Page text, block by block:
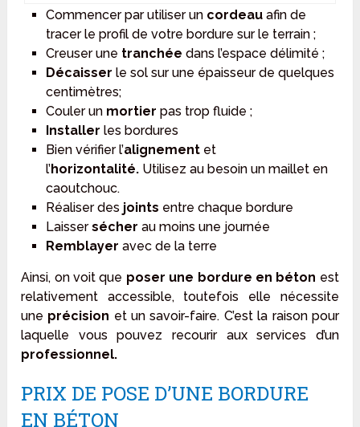
Commencer par utiliser un cordeauafin de
tracer le profil de votre bordure sur le terrain ;
Creuser une tranchée dans l’espace délimité ;
Décaisser le sol sur une épaisseur de quelques
centimètres;
Couler un mortier pas trop fluide ;
Installer les bordures
Bien vérifier l’alignementet
l’horizontalité.Utilisez au besoin un maillet en
caoutchouc.
Réaliser des joints entre chaque bordure
Laissersécher au moins une journée
Remblayer avec de la terre
Ainsi, on voit que poser une bordure en béton est
relativement accessible, toutefois elle nécessite
une précision et un savoir-faire. C’est la raison pour
laquelle vous pouvez recourir aux services d’un
professionnel.
PRIX DE POSE D’UNE BORDURE
EN BÉTON